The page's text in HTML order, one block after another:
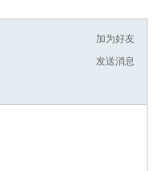
加为好友
发送消息